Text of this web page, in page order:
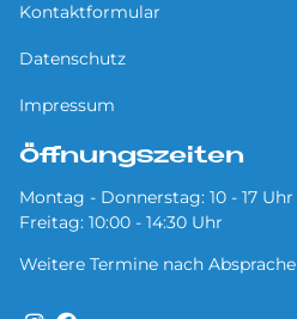
Kontaktformular
Datenschutz
Impressum
Öffnungszeiten
Montag - Donnerstag: 10 - 17 Uhr
Freitag: 10:00 - 14:30 Uhr
Weitere Termine nach Absprache